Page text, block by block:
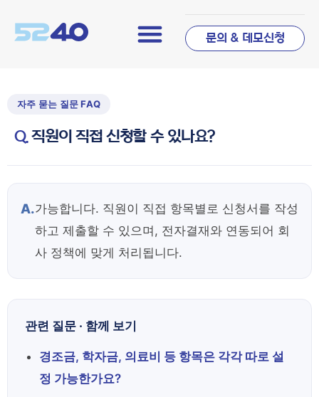
문의 & 데모신청
직원이 직접 신청할 수 있나요?
A.가능합니다. 직원이 직접 항목별로 신청서를 작성
하고 제출할 수 있으며, 전자결재와 연동되어 회
사 정책에 맞게 처리됩니다.
관련 질문 · 함께 보기
경조금, 학자금, 의료비 등 항목은 각각 따로 설
정 가능한가요?